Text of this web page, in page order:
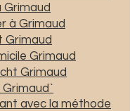
Grimaud
à Grimaud
Grimaud
Grimaud
Grimaud
avec la méthode